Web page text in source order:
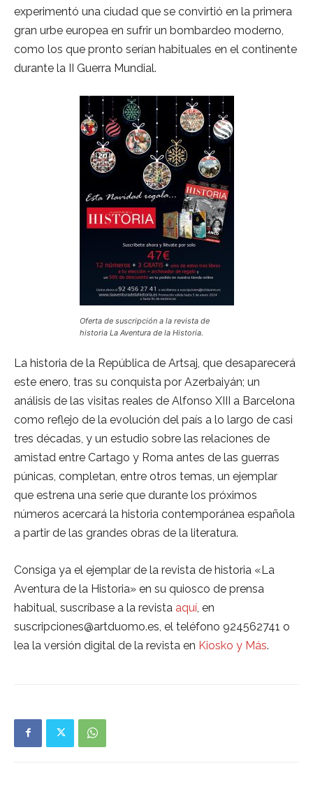
experimentó una ciudad que se convirtió en la primera
gran urbe europea en sufrir un bombardeo moderno,
como los que pronto serían habituales en el continente
durante la II Guerra Mundial.
Oferta de suscripción a la revista de
historia La Aventura de la Historia.
La historia de la República de Artsaj, que desaparecerá
este enero, tras su conquista por Azerbaiyán; un
análisis de las visitas reales de Alfonso XIII a Barcelona
como reflejo de la evolución del país a lo largo de casi
tres décadas, y un estudio sobre las relaciones de
amistad entre Cartago y Roma antes de las guerras
púnicas, completan, entre otros temas, un ejemplar
que estrena una serie que durante los próximos
números acercará la historia contemporánea española
a partir de las grandes obras de la literatura.
Consiga ya el ejemplar de la revista de historia «La
Aventura de la Historia» en su quiosco de prensa
habitual, suscríbase a la revista aquí, en
suscripciones@artduomo.es, el teléfono 924562741 o
lea la versión digital de la revista en Kiosko y Más.